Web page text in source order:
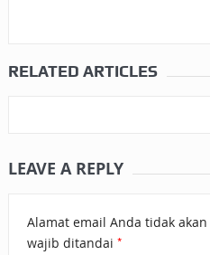
RELATED ARTICLES
LEAVE A REPLY
Alamat email Anda tidak
wajib ditandai *